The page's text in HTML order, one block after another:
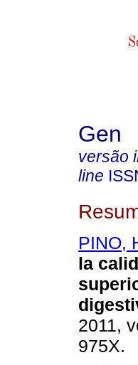
Gen
versão
line
PINO,
la
2011,
975X.